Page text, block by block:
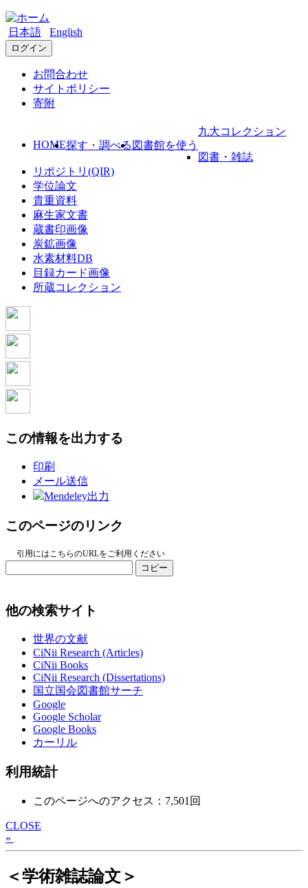
日本語 English
ログイン
お問合わせ
サイトポリシー
寄附
HOME探す・調べる 図書館を使う
九大コレクション
図書・雑誌
リポジトリ(QIR)
学位論文
貴重資料
麻生家文書
蔵書印画像
炭鉱画像
水素材料DB
目録カード画像
所蔵コレクション
この情報を出力する
印刷
メール送信
Mendeley出力
このページのリンク
引用にはこちらのURLをご利用ください
コピー
他の検索サイト
世界の文献
CiNii Research (Articles)
CiNii Books
CiNii Research (Dissertations)
国立国会図書館サーチ
Google
Google Scholar
Google Books
カーリル
利用統計
このページへのアクセス：7,501回
CLOSE
»
＜学術雑誌論文＞